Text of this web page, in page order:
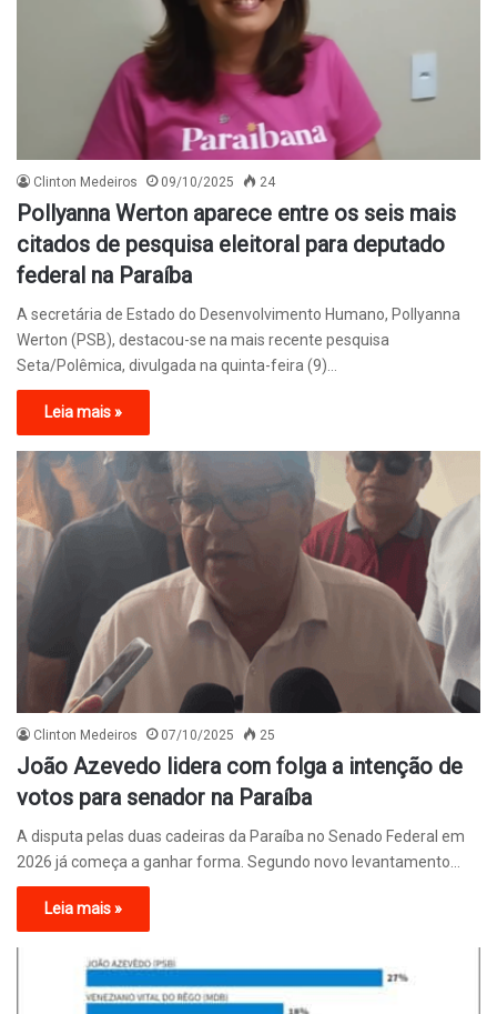
Clinton Medeiros 09/10/2025 24
Pollyanna Werton aparece entre os seis mais
citados de pesquisa eleitoral para deputado
federal na Paraíba
A secretária de Estado do Desenvolvimento Humano, Pollyanna
Werton (PSB), destacou-se na mais recente pesquisa
Seta/Polêmica, divulgada na quinta-feira (9)…
Leia mais »
Clinton Medeiros 07/10/2025 25
João Azevedo lidera com folga a intenção de
votos para senador na Paraíba
A disputa pelas duas cadeiras da Paraíba no Senado Federal em
2026 já começa a ganhar forma. Segundo novo levantamento…
Leia mais »